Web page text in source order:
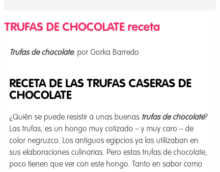
TRUFAS DE CHOCOLATE receta
Trufas de chocolate: por Gorka Barredo
RECETA DE LAS TRUFAS CASERAS DE
CHOCOLATE
¿Quién se puede resistir a unas buenas trufas de chocolate?
Las trufas, es un hongo muy cotizado – y muy caro – de
color negruzco. Los antiguos egipcios ya las utilizaban en
sus elaboraciones culinarias. Pero estas trufas de chocolate,
poco tienen que ver con este hongo. Tanto en sabor como